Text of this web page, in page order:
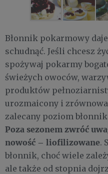
Błonnik pokarmowy
schudnąć. Jeśli chcesz
spożywaj pokarmy
świeżych owoców,
produktów
urozmaicony i
zalecany poziom
Poza sezonem zwróć
nowość – liofilizowane.
błonnik, choć wiele
ale także od stopnia